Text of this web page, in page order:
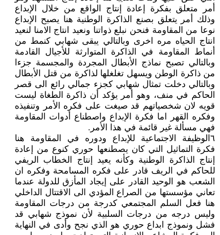
أمر متعلق بفكرة إعادة إنتاج الواقع من خلال الإبداع
وذلك أمر يتعلق بصنع الذاكرة الوطنية هنا يصبح الإبداع
نوعا من المقاومة فنحن نبلع ذواتنا ونعيد انتاج الامنا لنعيد
انتاج الحياه مره اخرى وبالتالي يبقى شهابي كنمط من
أنماط المقاومة في الذاكرة المتوارثة للأجيال القادمة
وبالتالي تصبح نماذج الأبطال المجردة والمجسمة جزءا
من ذاكرة الوطن ويسهل تغلغلها لذاكرة من قتل الأبطال
وبالتالي دخلت تمثال شهابي كجزء جمالي رائع الى قصر
الحاكم في منف، وهو أمر يؤكد أن ذاكرة الطغاة ليست
قويه لان شخصياتهم قد صيغت على فكره الأمر وتنفيذه
وفكره القهر اما فكرة الإبداع واصطناع أدوات المقاومة
فهي مسألة غير قائمة في هذا الأمر.
٦الوظيفة الاجتماعية للإبداع ودوره في المقاومة هنا
فكرة التماثيل التي كان يصطنعها حوري كنوع من إعادة
إنتاج الذاكرة الوطنية وكأنه يعيد إنتاج الخطاب الريفي
للحاكم في الريف قادر على فكره المسامحة وفكره ان
الشعب هو الوحيد القادر على إيجاد المأزق للدولة عندما
تعاني مؤسستها من الصراع المؤدي الى الاقتتال الداخلي
هنا فعل السلم المجتمعي كدرجة من درجات المقاومة
وليس درجه من درجات السلبية لأن نموذج شهابي قد
فشل ونموذج ابداع حوري هو الذي نجح وأدى في النهاية